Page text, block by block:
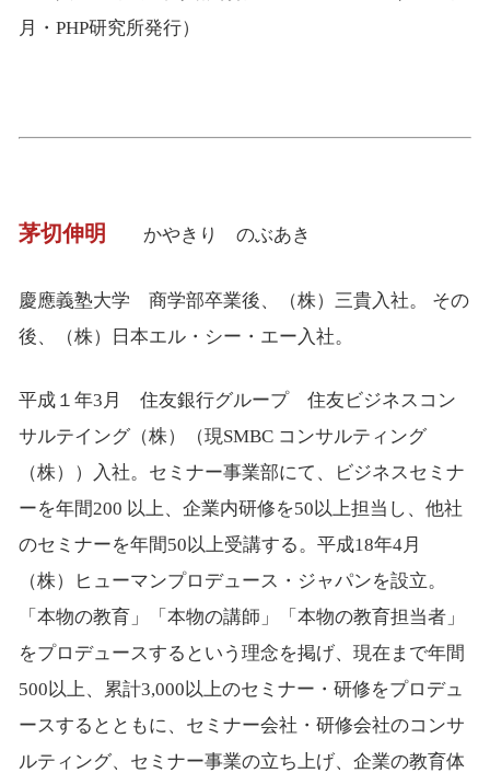
月・PHP研究所発行）
茅切伸明 かやきり のぶあき
慶應義塾大学 商学部卒業後、（株）三貴入社。 その
後、（株）日本エル・シー・エー入社。
平成１年3月 住友銀行グループ 住友ビジネスコン
サルテイング（株）（現SMBC コンサルティング
（株））入社。セミナー事業部にて、ビジネスセミナ
ーを年間200 以上、企業内研修を50以上担当し、他社
のセミナーを年間50以上受講する。平成18年4月
（株）ヒューマンプロデュース・ジャパンを設立。
「本物の教育」「本物の講師」「本物の教育担当者」
をプロデュースするという理念を掲げ、現在まで年間
500以上、累計3,000以上のセミナー・研修をプロデュ
ースするとともに、セミナー会社・研修会社のコンサ
ルティング、セミナー事業の立ち上げ、企業の教育体